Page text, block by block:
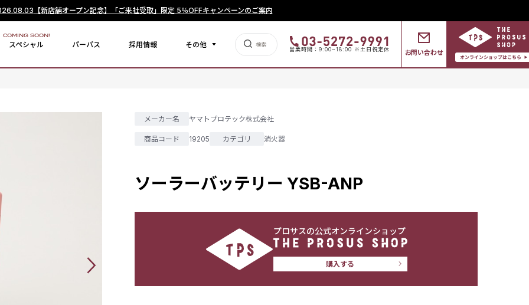
【新店舗オープン記念】「ご来社受取」限定 5％OFFキャンペーンのご案内
スペシャル
COMING SOON!
パーパス 採用情報 その他
営業時間：9:00~18:00 ※土日祝定休 お問い合わせ
メーカー名 ヤマトプロテック株式会社
商品コード 19205 カテゴリ 消火器
ソーラーバッテリー YSB-ANP
プロサスの公式オンラインショップ
購入する